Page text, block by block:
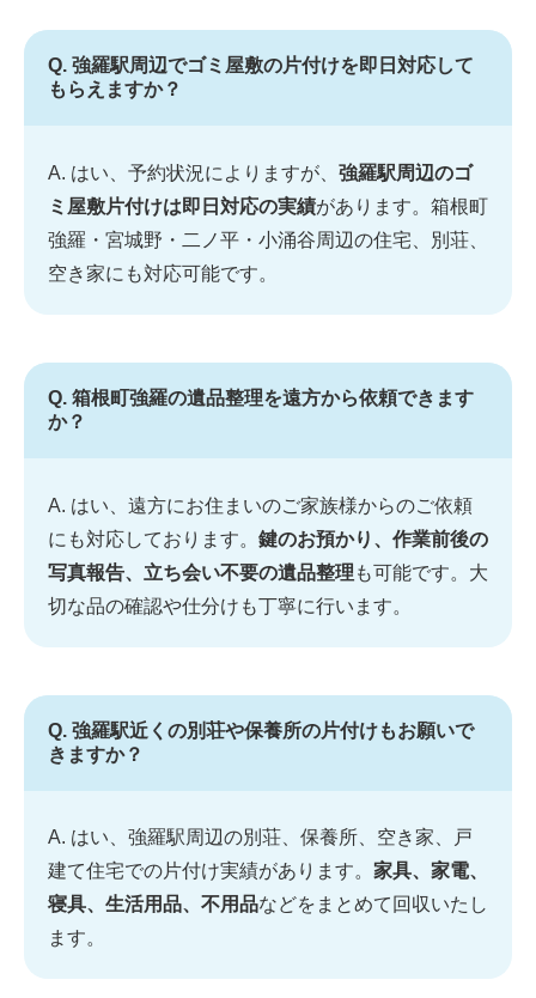
Q. 強羅駅周辺でゴミ屋敷の片付けを即日対応して
もらえますか？
A. はい、予約状況によりますが、 強羅駅周辺のゴ
ミ屋敷片付けは即日対応の実績があります。箱根町
強羅・宮城野・二ノ平・小涌谷周辺の住宅、別荘、
空き家にも対応可能です。
Q. 箱根町強羅の遺品整理を遠方から依頼できます
か？
A. はい、遠方にお住まいのご家族様からのご依頼
にも対応しております。 鍵のお預かり、作業前後の
写真報告、立ち会い不要の遺品整理 も可能です。大
切な品の確認や仕分けも丁寧に行います。
Q. 強羅駅近くの別荘や保養所の片付けもお願いで
きますか？
A. はい、強羅駅周辺の別荘、保養所、空き家、戸
建て住宅での片付け実績があります。 家具、家電、
寝具、生活用品、不用品などをまとめて回収いたし
ます。